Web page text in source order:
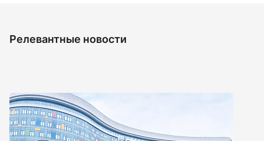
Релевантные новости